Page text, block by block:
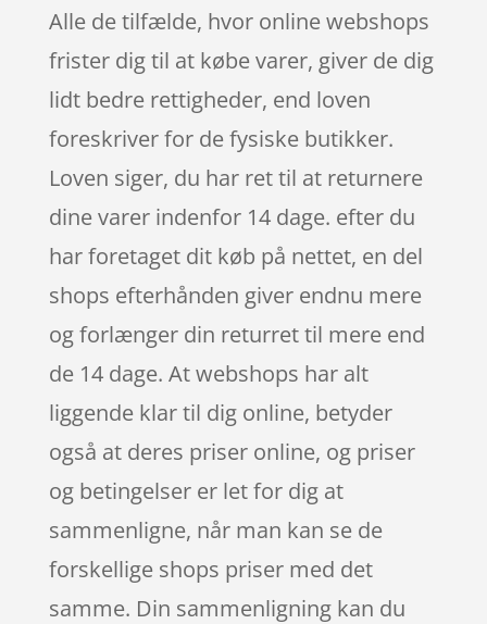
Alle de tilfælde, hvor online webshops
frister dig til at købe varer, giver de dig
lidt bedre rettigheder, end loven
foreskriver for de fysiske butikker.
Loven siger, du har ret til at returnere
dine varer indenfor 14 dage. efter du
har foretaget dit køb på nettet, en del
shops efterhånden giver endnu mere
og forlænger din returret til mere end
de 14 dage. At webshops har alt
liggende klar til dig online, betyder
også at deres priser online, og priser
og betingelser er let for dig at
sammenligne, når man kan se de
forskellige shops priser med det
samme. Din sammenligning kan du